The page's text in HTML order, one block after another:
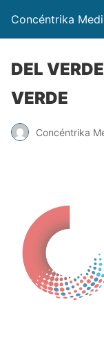
Concéntrika
DEL
VERDE
Concéntrika